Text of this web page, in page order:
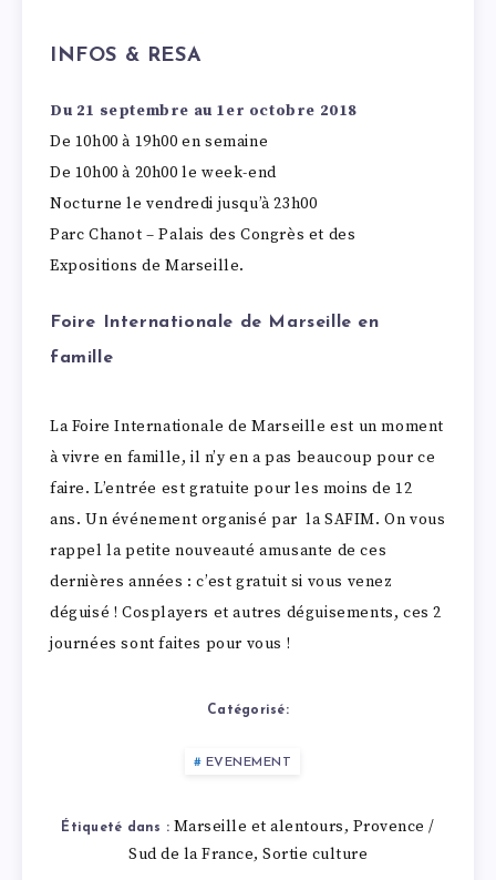
INFOS & RESA
Du 21 septembre au 1er octobre 2018
De 10h00 à 19h00 en semaine
De 10h00 à 20h00 le week-end
Nocturne le vendredi jusqu’à 23h00
Parc Chanot – Palais des Congrès et des
Expositions de Marseille.
Foire Internationale de Marseille en
famille
La Foire Internationale de Marseille est un moment
à vivre en famille, il n’y en a pas beaucoup pour ce
faire. L’entrée est gratuite pour les moins de 12
ans. Un événement organisé par la SAFIM. On vous
rappel la petite nouveauté amusante de ces
dernières années : c’est gratuit si vous venez
déguisé ! Cosplayers et autres déguisements, ces 2
journées sont faites pour vous !
Catégorisé:
EVENEMENT
Étiqueté dans : Marseille et alentours, Provence /
Sud de la France, Sortie culture